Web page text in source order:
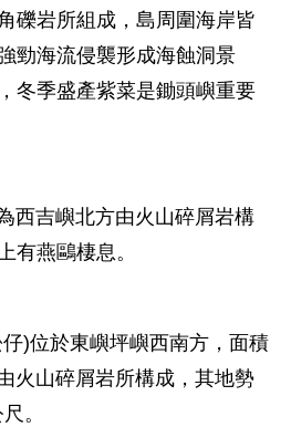
礫岩所組成，島周圍海岸皆
勁海流侵襲形成海蝕洞景
冬季盛產紫菜是鋤頭嶼重要
西吉嶼北方由火山碎屑岩構
有燕鷗棲息。
)位於東嶼坪嶼西南方，面積
火山碎屑岩所構成，其地勢
。